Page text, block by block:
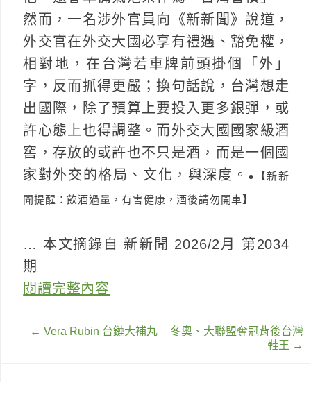
然而，一名涉外官員向《新新聞》說道，
外交官在外交大國必享有禮遇、豁免權，
相對地，在台灣若車牌前頭掛個「外」
字，反而抓得更嚴；換句話說，台灣想走
出國際，除了預算上要投入更多銀彈，或
許心態上也得調整。而外交大國國家級酒
窖，存放的或許也不只是酒，而是一個國
家對外交的格局、文化，與深度。 ●【新新
聞提醒：飲酒過量，有害健康，酒後請勿開車】
… 本文摘錄自 新新聞 2026/2月 第2034
期
閱讀完整內容
文
← Vera Rubin 台鏈大補丸
冬奧、大聯盟奪冠背後台灣
鞋王 →